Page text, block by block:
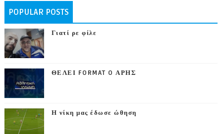
POPULAR POSTS
Γιατί ρε φίλε
ΘΕΛΕΙ FORMAT O ΑΡΗΣ
Η νίκη μας έδωσε ώθηση